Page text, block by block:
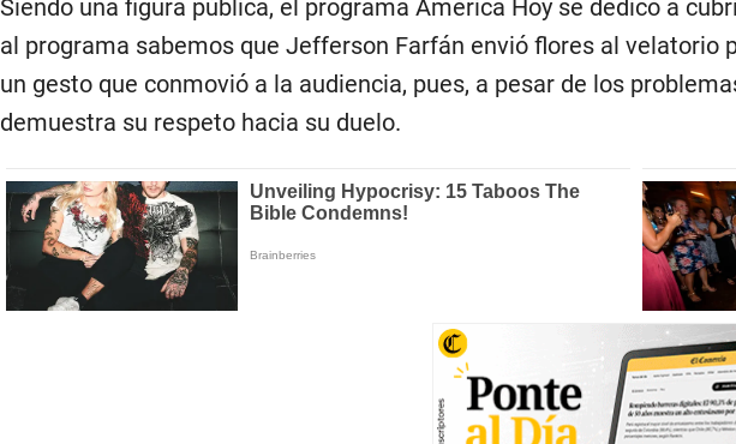
Siendo una figura pública, el programa América Hoy se dedicó a
al programa sabemos que Jefferson Farfán envió flores al velatorio
un gesto que conmovió a la audiencia, pues, a pesar de los
demuestra su respeto hacia su duelo.